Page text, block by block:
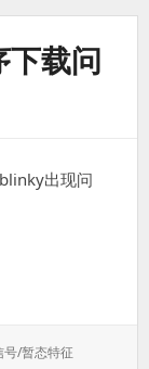
例
报
错
载问
出现问
问题
/暂态特征